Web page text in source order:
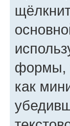
формы,
как